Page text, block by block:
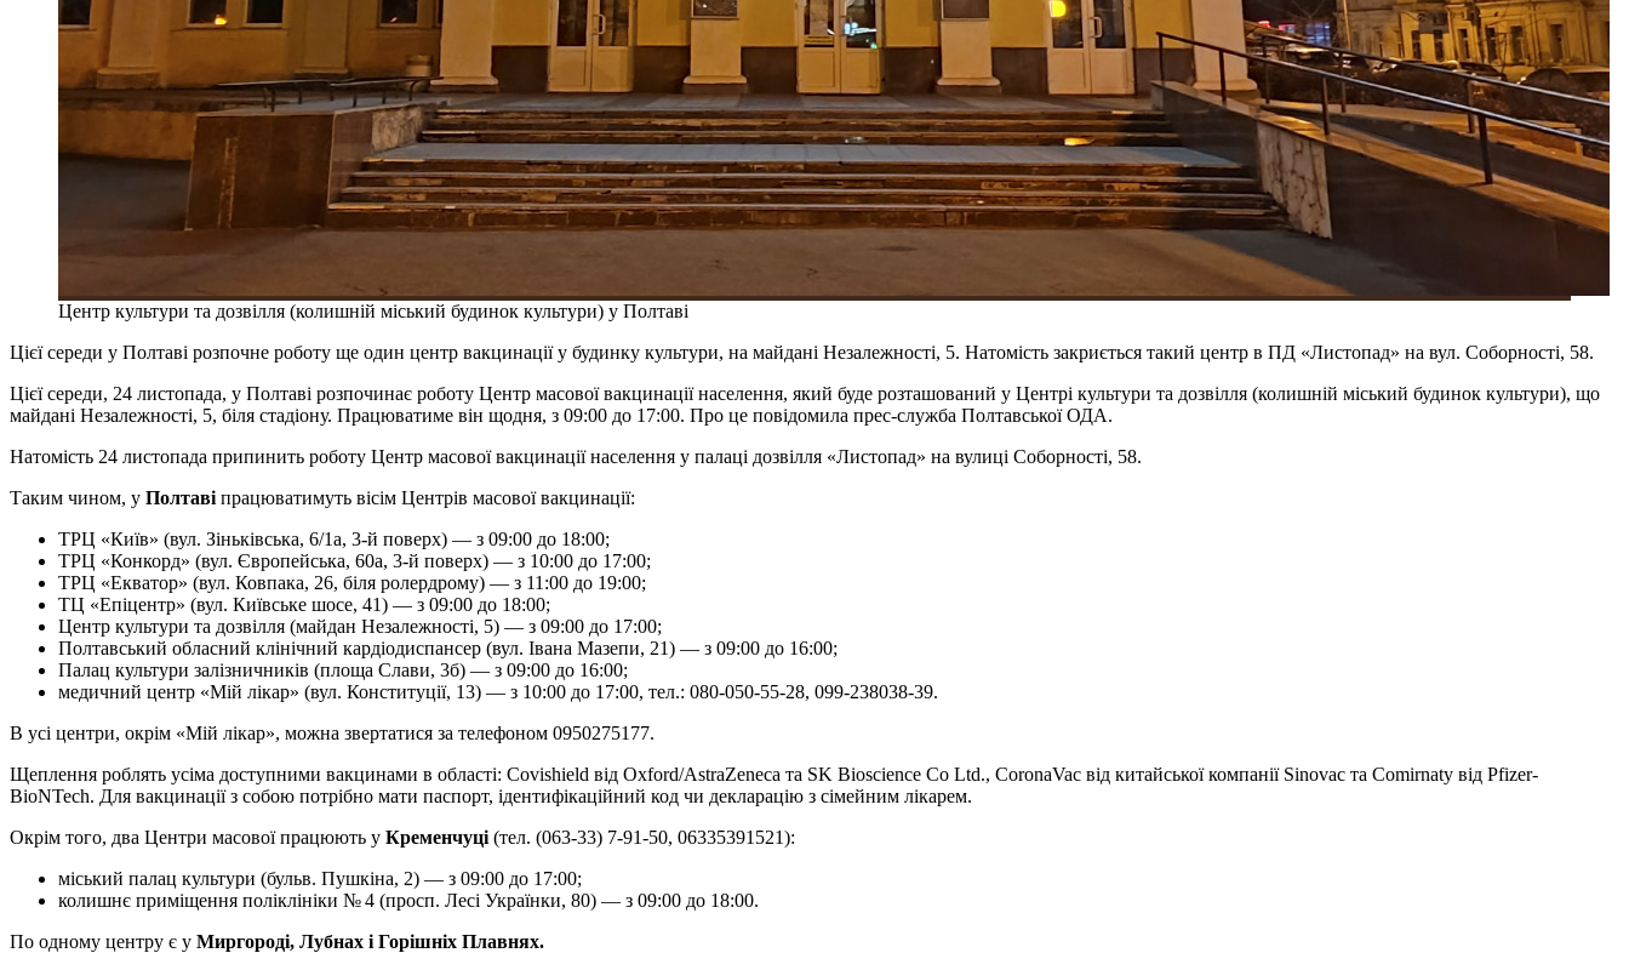
Центр культури та дозвілля (колишній міський будинок культури) у Полтаві
Цієї середи у Полтаві розпочне роботу ще один центр вакцинації у будинку культури, на майдані Незалежності, 5. Натомість закриється такий центр в ПД «Листопад» на вул. Соборності, 58.
Цієї середи, 24 листопада, у Полтаві розпочинає роботу Центр масової вакцинації населення, який буде розташований у Центрі культури та дозвілля (колишній міський будинок культури), що
майдані Незалежності, 5, біля стадіону. Працюватиме він щодня, з 09:00 до 17:00. Про це повідомила прес-служба Полтавської ОДА.
Натомість 24 листопада припинить роботу Центр масової вакцинації населення у палаці дозвілля «Листопад» на вулиці Соборності, 58.
Таким чином, у Полтаві працюватимуть вісім Центрів масової вакцинації:
ТРЦ «Київ» (вул. Зіньківська, 6/1а, 3-й поверх) — з 09:00 до 18:00;
ТРЦ «Конкорд» (вул. Європейська, 60а, 3-й поверх) — з 10:00 до 17:00;
ТРЦ «Екватор» (вул. Ковпака, 26, біля ролердрому) — з 11:00 до 19:00;
ТЦ «Епіцентр» (вул. Київське шосе, 41) — з 09:00 до 18:00;
Центр культури та дозвілля (майдан Незалежності, 5) — з 09:00 до 17:00;
Полтавський обласний клінічний кардіодиспансер (вул. Івана Мазепи, 21) — з 09:00 до 16:00;
Палац культури залізничників (площа Слави, 3б) — з 09:00 до 16:00;
медичний центр «Мій лікар» (вул. Конституції, 13) — з 10:00 до 17:00, тел.: 080-050-55-28, 099-238038-39.
В усі центри, окрім «Мій лікар», можна звертатися за телефоном 0950275177.
Щеплення роблять усіма доступними вакцинами в області: Covishield від Oxford/AstraZeneca та SK Bioscience Co Ltd., CoronaVac від китайської компанії Sinovac та Comirnaty від Pfizer-
BioNTech. Для вакцинації з собою потрібно мати паспорт, ідентифікаційний код чи декларацію з сімейним лікарем.
Окрім того, два Центри масової працюють у Кременчуці (тел. (063-33) 7-91-50, 06335391521):
міський палац культури (бульв. Пушкіна, 2) — з 09:00 до 17:00;
колишнє приміщення поліклініки № 4 (просп. Лесі Українки, 80) — з 09:00 до 18:00.
По одному центру є у Миргороді, Лубнах і Горішніх Плавнях.